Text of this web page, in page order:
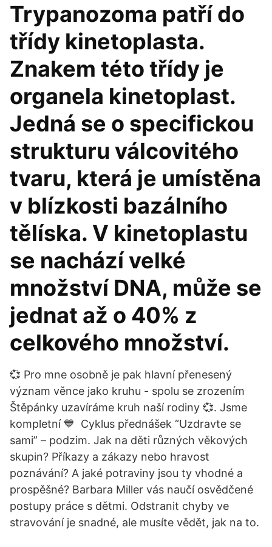
Trypanozoma patří do
třídy kinetoplasta.
Znakem této třídy je
organela kinetoplast.
Jedná se o specifickou
strukturu válcovitého
tvaru, která je umístěna
v blízkosti bazálního
tělíska. V kinetoplastu
se nachází velké
množství DNA, může se
jednat až o 40% z
celkového množství.
💞 Pro mne osobně je pak hlavní přenesený
význam věnce jako kruhu - spolu se zrozením
Štěpánky uzavíráme kruh naší rodiny 💞. Jsme
kompletní 💙 ️ Cyklus přednášek “Uzdravte se
sami” – podzim. Jak na děti různých věkových
skupin? Příkazy a zákazy nebo hravost
poznávání? A jaké potraviny jsou ty vhodné a
prospěšné? Barbara Miller vás naučí osvědčené
postupy práce s dětmi. Odstranit chyby ve
stravování je snadné, ale musíte vědět, jak na to.